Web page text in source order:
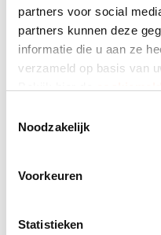
partners voor social
partners kunnen deze
informatie die u aan ze
verzameld op basis van
Noodzakelijk
Voorkeuren
Statistieken
464
Gesamtpreis
exkl. MwSt.
Produktnummer:
Weltweite Lieferung
Kostenloses Visual